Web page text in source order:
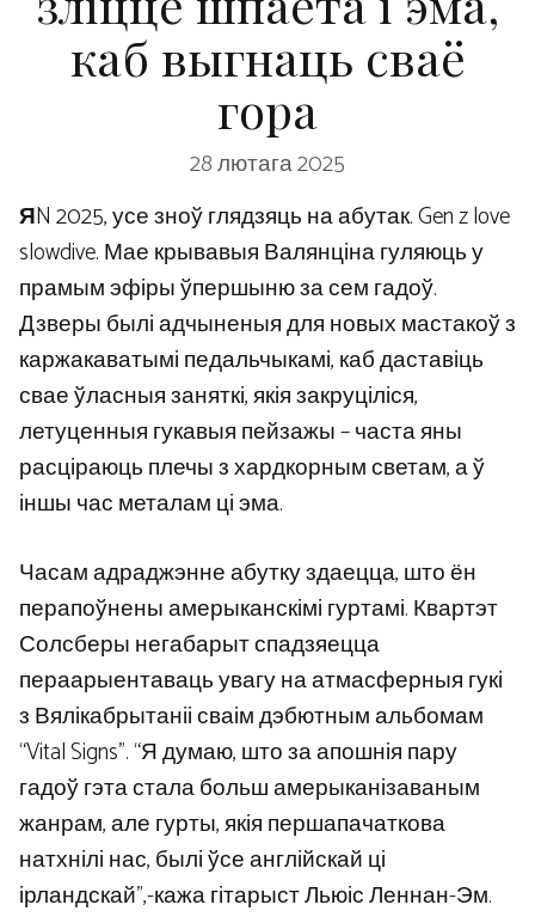
каб выгнаць сваё
гора
28 лютага 2025
ЯN 2025, усе зноў глядзяць на абутак. Gen z love
slowdive. Мае крывавыя Валянціна гуляюць у
прамым эфіры ўпершыню за сем гадоў.
Дзверы былі адчыненыя для новых мастакоў з
каржакаватымі педальчыкамі, каб даставіць
свае ўласныя заняткі, якія закруціліся,
летуценныя гукавыя пейзажы – часта яны
расціраюць плечы з хардкорным светам, а ў
іншы час металам ці эма.
Часам адраджэнне абутку здаецца, што ён
перапоўнены амерыканскімі гуртамі. Квартэт
Солсберы негабарыт спадзяецца
пераарыентаваць увагу на атмасферныя гукі
з Вялікабрытаніі сваім дэбютным альбомам
“Vital Signs”. “Я думаю, што за апошнія пару
гадоў гэта стала больш амерыканізаваным
жанрам, але гурты, якія першапачаткова
натхнілі нас, былі ўсе англійскай ці
ірландскай”,-кажа гітарыст Льюіс Леннан-Эм.